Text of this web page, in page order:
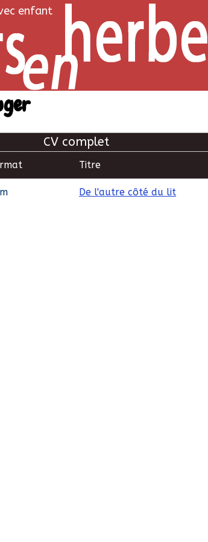
enfant
CV complet
Titre
De l'autre côté du lit